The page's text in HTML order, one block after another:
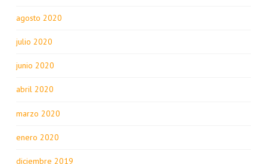
agosto 2020
julio 2020
junio 2020
abril 2020
marzo 2020
enero 2020
diciembre 2019